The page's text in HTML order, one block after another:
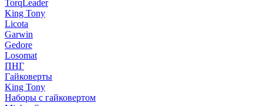
TorqLeader
King Tony
Licota
Garwin
Gedore
Losomat
ПНГ
Гайковерты
King Tony
Наборы с гайковертом